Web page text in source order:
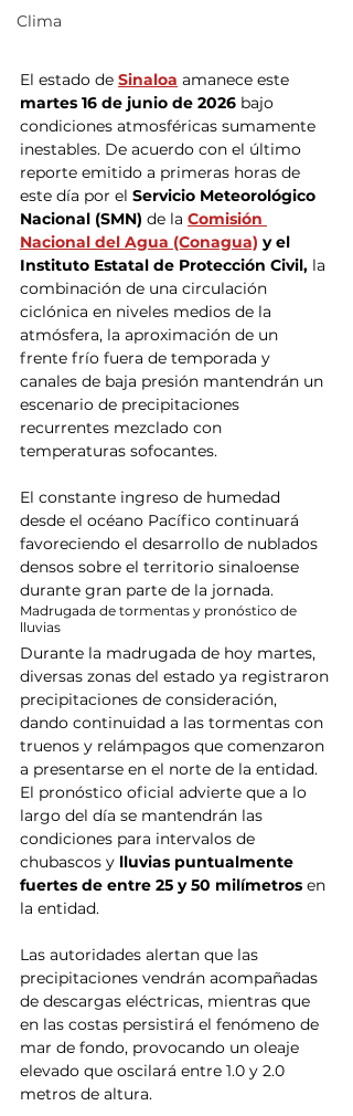
Clima
El estado de Sinaloa amanece este
martes 16 de junio de 2026 bajo
condiciones atmosféricas sumamente
inestables. De acuerdo con el último
reporte emitido a primeras horas de
este día por el Servicio Meteorológico
Nacional (SMN) de la Comisión
Nacional del Agua (Conagua) y el
Instituto Estatal de Protección Civil, la
combinación de una circulación
ciclónica en niveles medios de la
atmósfera, la aproximación de un
frente frío fuera de temporada y
canales de baja presión mantendrán un
escenario de precipitaciones
recurrentes mezclado con
temperaturas sofocantes.
El constante ingreso de humedad
desde el océano Pacífico continuará
favoreciendo el desarrollo de nublados
densos sobre el territorio sinaloense
durante gran parte de la jornada.
Madrugada de tormentas y pronóstico de
lluvias
Durante la madrugada de hoy martes,
diversas zonas del estado ya registraron
precipitaciones de consideración,
dando continuidad a las tormentas con
truenos y relámpagos que comenzaron
a presentarse en el norte de la entidad.
El pronóstico oficial advierte que a lo
largo del día se mantendrán las
condiciones para intervalos de
chubascos y lluvias puntualmente
fuertes de entre 25 y 50 milímetros en
la entidad.
Las autoridades alertan que las
precipitaciones vendrán acompañadas
de descargas eléctricas, mientras que
en las costas persistirá el fenómeno de
mar de fondo, provocando un oleaje
elevado que oscilará entre 1.0 y 2.0
metros de altura.